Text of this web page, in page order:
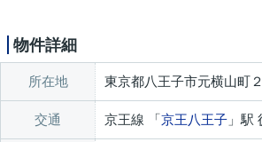
物件詳細
所在地 東京都八王子市元横山町
交通 京王線 「京王八王子 」駅